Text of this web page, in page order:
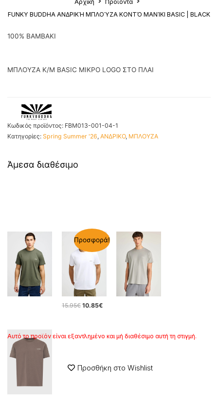
Αρχική
Προϊόντα
FUNKY BUDDHA ΑΝΔΡΙΚΉ ΜΠΛΟΎΖΑ ΚΟΝΤΌ ΜΑΝΊΚΙ BASIC | BLACK
100% ΒΑΜΒΑΚΙ
ΜΠΛΟΥΖΑ Κ/Μ BASIC ΜΙΚΡΟ LOGO ΣΤΟ ΠΛΑΙ
Κωδικός προϊόντος: FBM013-001-04-1
Κατηγορίες: Spring Summer '26, ΑΝΔΡΙΚΟ, ΜΠΛΟΥΖΑ
Άμεσα διαθέσιμο
Προσφορά!
15.95€ 10.85€
Αυτό το προϊόν είναι εξαντλημένο και μή διαθέσιμο αυτή τη στιγμή.
Προσθήκη στο Wishlist